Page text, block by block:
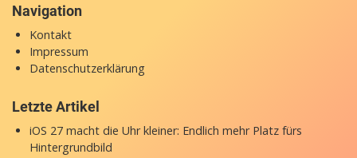
Navigation
Kontakt
Impressum
Datenschutzerklärung
Letzte Artikel
iOS 27 macht die Uhr kleiner: Endlich mehr Platz fürs
Hintergrundbild